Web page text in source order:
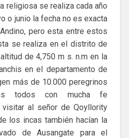
religiosa se realiza cada año
o junio la fecha no es exacta
pero esta entre estos
se realiza en el distrito de
de 4,750 m s. n.m en la
en el departamento de
más de 10.000 peregrinos
todos con mucha fe
visitar al señor de Qoyllority
los incas también hacían la
de Ausangate para el